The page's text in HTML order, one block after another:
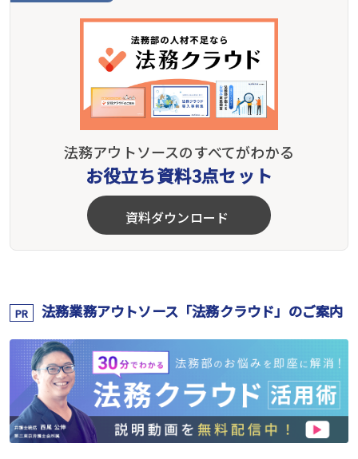
法務アウトソースのすべてがわかる
お役立ち資料3点セット
資料ダウンロード
PR 法務業務アウトソース「法務クラウド」のご案内